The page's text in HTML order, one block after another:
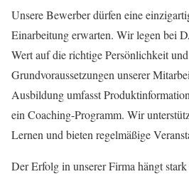
Unsere Bewerber dürfen eine
Einarbeitung erwarten. Wir legen bei
Wert auf die richtige Persönlichkeit
Grundvoraussetzungen unserer
Ausbildung umfasst
ein Coaching-Programm. Wir
Lernen und bieten regelmäßige
Der Erfolg in unserer Firma hängt